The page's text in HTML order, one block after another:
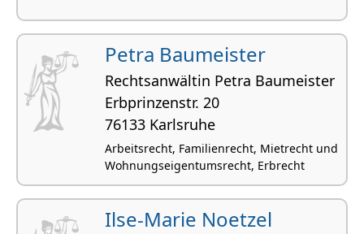
Petra Baumeister
Rechtsanwältin Petra Baumeister
Erbprin­zenstr. 20
76133 Karlsruhe
Arbeitsrecht, Familienrecht, Mietrecht und
Wohnungseigentumsrecht, Erbrecht
Ilse-Marie Noetzel